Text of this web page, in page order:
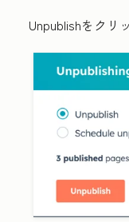
Unpublishをクリ